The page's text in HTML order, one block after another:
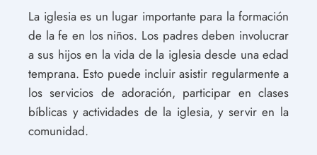
La iglesia es un lugar importante para la formación
de la fe en los niños. Los padres deben involucrar
a sus hijos en la vida de la iglesia desde una edad
temprana. Esto puede incluir asistir regularmente a
los servicios de adoración, participar en clases
bíblicas y actividades de la iglesia, y servir en la
comunidad.